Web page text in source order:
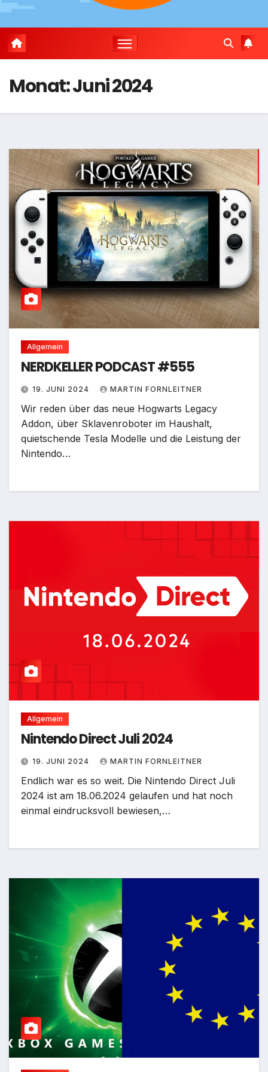
Monat:Juni 2024
Allgemein
NERDKELLER PODCAST #555
19. JUNI 2024 MARTIN FORNLEITNER
Wir reden über das neue Hogwarts Legacy
Addon, über Sklavenroboter im Haushalt,
quietschende Tesla Modelle und die Leistung der
Nintendo…
Allgemein
Nintendo Direct Juli 2024
19. JUNI 2024 MARTIN FORNLEITNER
Endlich war es so weit. Die Nintendo Direct Juli
2024 ist am 18.06.2024 gelaufen und hat noch
einmal eindrucksvoll bewiesen,…